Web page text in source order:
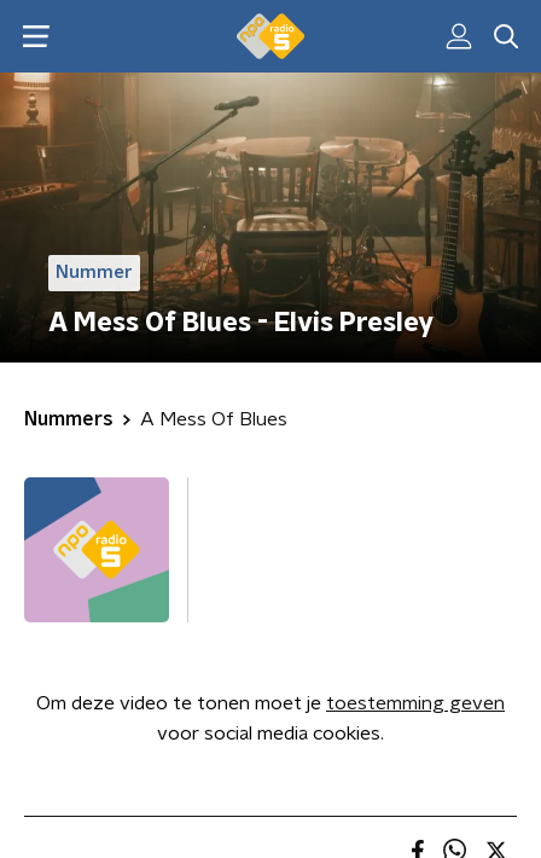
Nummer
A Mess Of Blues - Elvis Presley
Nummers A Mess Of Blues
Om deze video te tonen moet je toestemming geven
voor social media cookies.